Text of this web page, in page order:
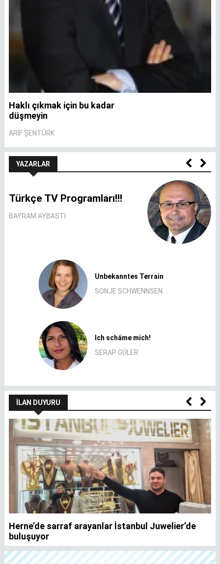
Haklı çıkmak için bu kadar
düşmeyin
ARIF ŞENTÜRK
YAZARLAR
Türkçe TV Programları!!!
BAYRAM AYBASTI
Unbekanntes Terrain
SONJE SCHWENNSEN
Ich schäme mich!
SERAP GÜLER
İLAN DUYURU
Herne’de sarraf arayanlar İstanbul Juwelier’de
buluşuyor